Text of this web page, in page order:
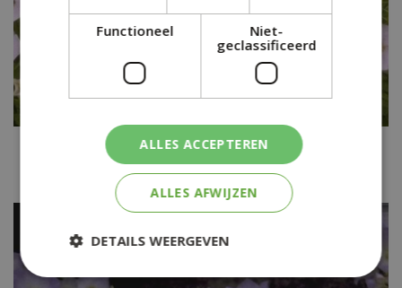
Karpatenklokje
Campanula carpatica 'Weisse Clips'
Functioneel
Niet-
geclassificeerd
ALLES ACCEPTEREN
ALLES AFWIJZEN
DETAILS WEERGEVEN